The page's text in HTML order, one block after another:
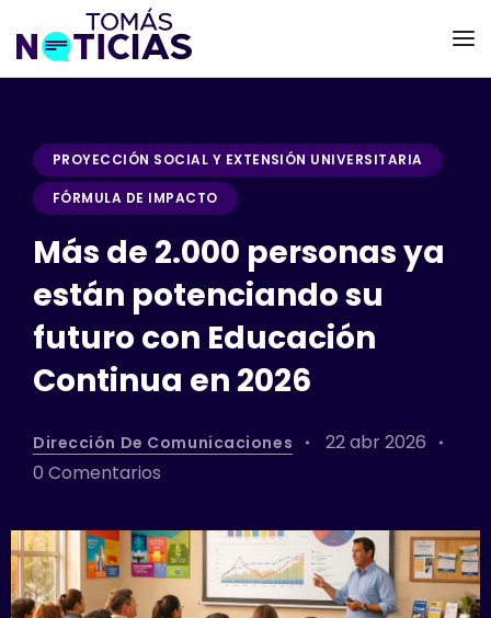
PROYECCIÓN SOCIAL Y EXTENSIÓN UNIVERSITARIA
FÓRMULA DE IMPACTO
Más de 2.000 personas ya
están potenciando su
futuro con Educación
Continua en 2026
Dirección De Comunicaciones
22 abr 2026
0 Comentarios